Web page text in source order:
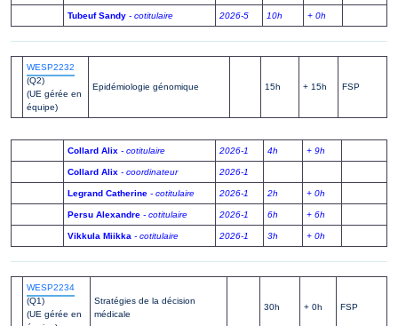
Tubeuf Sandy - cotitulaire 2026-5 10h + 0h
WESP2232
(Q2)
(UE gérée en
équipe)
Epidémiologie génomique 15h + 15h FSP
Collard Alix - cotitulaire 2026-1 4h + 9h
Collard Alix - coordinateur 2026-1
Legrand Catherine - cotitulaire 2026-1 2h + 0h
Persu Alexandre - cotitulaire 2026-1 6h + 6h
Vikkula Miikka - cotitulaire 2026-1 3h + 0h
WESP2234
(Q1)
(UE gérée en
Stratégies de la décision
médicale
30h + 0h FSP